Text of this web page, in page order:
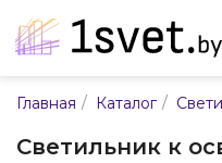
Адрес:
ул.
Время
Главная / Каталог /
Светильник к